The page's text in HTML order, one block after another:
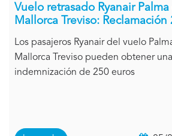
Vuelo retrasado Ryanair
Mallorca Treviso: Reclamación
Los pasajeros Ryanair del vuelo
Mallorca Treviso pueden obtener una
indemnización de 250 euros